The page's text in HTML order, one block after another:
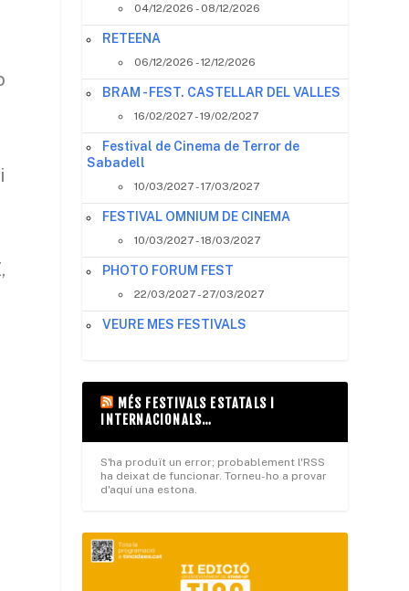
04/12/2026 - 08/12/2026
RETEENA
06/12/2026 - 12/12/2026
BRAM - FEST. CASTELLAR DEL VALLES
16/02/2027 - 19/02/2027
Festival de Cinema de Terror de
Sabadell
10/03/2027 - 17/03/2027
FESTIVAL OMNIUM DE CINEMA
10/03/2027 - 18/03/2027
PHOTO FORUM FEST
22/03/2027 - 27/03/2027
VEURE MES FESTIVALS
MÉS FESTIVALS ESTATALS I
INTERNACIONALS…
S'ha produït un error; probablement l'RSS
ha deixat de funcionar. Torneu-ho a provar
d'aquí una estona.